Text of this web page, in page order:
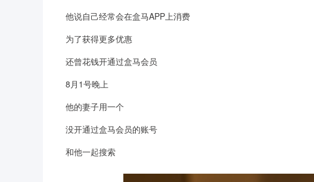
他说自己经常会在盒马APP上消费
为了获得更多优惠
还曾花钱开通过盒马会员
8月1号晚上
他的妻子用一个
没开通过盒马会员的账号
和他一起搜索